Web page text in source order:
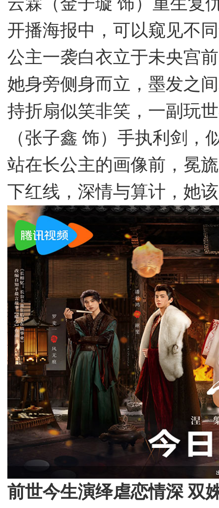
开播海报中，可以窥见不
公主一袭白衣立于未央宫
她身旁侧身而立，墨发之
持折扇似笑非笑，一副玩
（张子鑫 饰）手执利剑，
站在长公主的画像前，冕
下红线，深情与算计，她
前世今生演绎虐恋情深 双